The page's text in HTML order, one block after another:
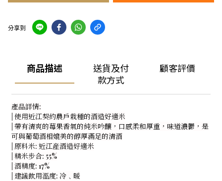
分享到
商品描述
送貨及付
款方式
顧客評價
產品詳情:
| 使用近江契約農戶栽種的酒造好適米
| 帶有清爽的莓果香氣的純米吟釀，口感柔和厚重，味道濃鬱，是
可與葡萄酒相媲美的醇厚滿足的清酒
| 原料米: 近江産酒造好適米
| 精米步合: 55%
| 酒精度: 17%
| 建議飲用溫度: 冷﹑暖